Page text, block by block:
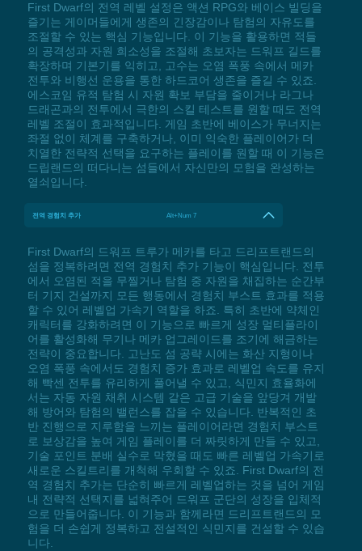
First Dwarf의 전역 레벨 설정은 액션 RPG와 베이스 빌딩을
즐기는 게이머들에게 생존의 긴장감이나 탐험의 자유도를
조절할 수 있는 핵심 기능입니다. 이 기능을 활용하면 적들
의 공격성과 자원 희소성을 조절해 초보자는 드워프 길드를
확장하며 기본기를 익히고, 고수는 오염 폭풍 속에서 메카
전투와 비행선 운용을 통한 하드코어 생존을 즐길 수 있죠.
에스코임 유적 탐험 시 자원 확보 부담을 줄이거나 라그나
드래곤과의 전투에서 극한의 스킬 테스트를 원할 때도 전역
레벨 조절이 효과적입니다. 게임 초반에 베이스가 무너지는
좌절 없이 체계를 구축하거나, 이미 익숙한 플레이어가 더
치열한 전략적 선택을 요구하는 플레이를 원할 때 이 기능은
드립랜드의 떠다니는 섬들에서 자신만의 모험을 완성하는
열쇠입니다.
전역 경험치 추가 Alt+Num 7
First Dwarf의 드워프 트루가 메카를 타고 드리프트랜드의
섬을 정복하려면 전역 경험치 추가 기능이 핵심입니다. 전투
에서 오염된 적을 무찔거나 탐험 중 자원을 채집하는 순간부
터 기지 건설까지 모든 행동에서 경험치 부스트 효과를 적용
할 수 있어 레벨업 가속기 역할을 하죠. 특히 초반에 약체인
캐릭터를 강화하려면 이 기능으로 빠르게 성장 멀티플라이
어를 활성화해 무기나 메카 업그레이드를 조기에 해금하는
전략이 중요합니다. 고난도 섬 공략 시에는 화산 지형이나
오염 폭풍 속에서도 경험치 증가 효과로 레벨업 속도를 유지
해 빡센 전투를 유리하게 풀어낼 수 있고, 식민지 효율화에
서는 자동 자원 채취 시스템 같은 고급 기술을 앞당겨 개발
해 방어와 탐험의 밸런스를 잡을 수 있습니다. 반복적인 초
반 진행으로 지루함을 느끼는 플레이어라면 경험치 부스트
로 보상감을 높여 게임 플레이를 더 짜릿하게 만들 수 있고,
기술 포인트 분배 실수로 막혔을 때도 빠른 레벨업 가속기로
새로운 스킬트리를 개척해 우회할 수 있죠. First Dwarf의 전
역 경험치 추가는 단순히 빠르게 레벨업하는 것을 넘어 게임
내 전략적 선택지를 넓혀주어 드워프 군단의 성장을 입체적
으로 만들어줍니다. 이 기능과 함께라면 드리프트랜드의 모
험을 더 손쉽게 정복하고 전설적인 식민지를 건설할 수 있습
니다.